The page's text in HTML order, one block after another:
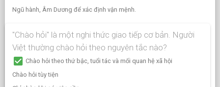
Ngũ hành, Âm Dương để xác định vận mệnh.
"Chào hỏi" là một nghi thức giao tiếp cơ bản. Người
Việt thường chào hỏi theo nguyên tắc nào?
check_box Chào hỏi theo thứ bậc, tuổi tác và mối quan hệ xã hội
Chào hỏi tùy tiện